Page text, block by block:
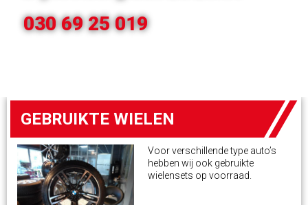
030 69 25 019
GEBRUIKTE WIELEN
Voor verschillende type auto’s
hebben wij ook gebruikte
wielensets op voorraad.